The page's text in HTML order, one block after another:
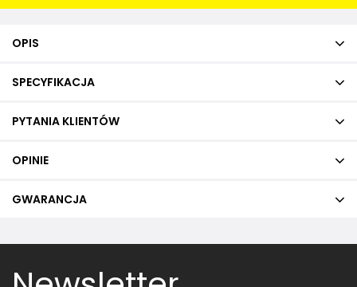
OPIS
SPECYFIKACJA
PYTANIA KLIENTÓW
OPINIE
GWARANCJA